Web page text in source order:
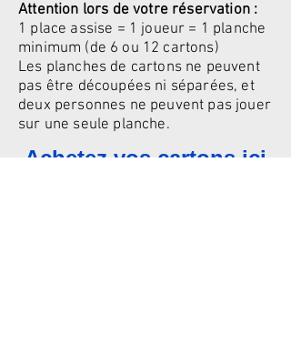
Attention lors de votre réservation :
1 place assise = 1 joueur = 1 planche
minimum (de 6 ou 12 cartons)
Les planches de cartons ne peuvent
pas être découpées ni séparées, et
deux personnes ne peuvent pas jouer
sur une seule planche.
Achetez vos cartons ici